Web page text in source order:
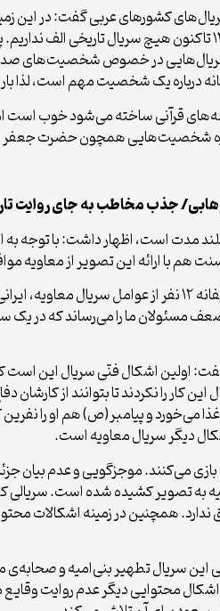
کشورهای عربی گفت: در این
اخیر غفلت کردیم، از زمان سریال مختار در سال
در خصوص شخصیت‌های صدر
درباره یک شخصیت مهم است،
ساخته می‌شود خوب است
شخصیت‌هایی همچون حضرت جعفر
جذب مخاطب به جای روایت
بلند مدت است، اظهار داشت: با
هم با ارائه این تصویر از معاویه
وی در بخش دیگری از سخنان خود عنوان کرد:
ما را می‌رساند که در یک
اولین اشکال فنّی سریال این است
کار را نکردند تا بتوانند از
می‌خورد و پیامبر(ص) هم او را
دیگر سریال معاویه است.
نمونه جنگ احد یا جنگ‌های دیگر در حد ۵۰ ثانیه
همچنین در زمینه اشکالات
این سریال تطهیر بنی‌امیه و
محتوایی دیگر عدم روایت